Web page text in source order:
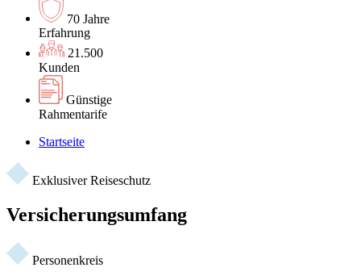
70 Jahre
Erfahrung
21.500
Kunden
Günstige
Rahmentarife
Startseite
Exklusiver Reiseschutz
Versicherungsumfang
Personenkreis